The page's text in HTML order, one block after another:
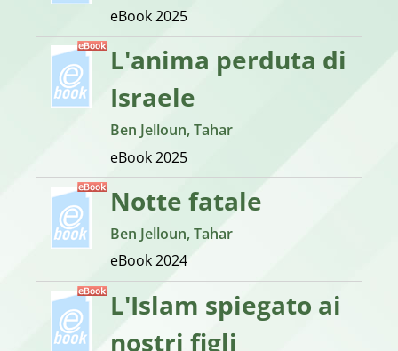
eBook2025
L'anima perduta di
Israele
Ben Jelloun, Tahar
eBook2025
Notte fatale
Ben Jelloun, Tahar
eBook2024
L'Islam spiegato ai